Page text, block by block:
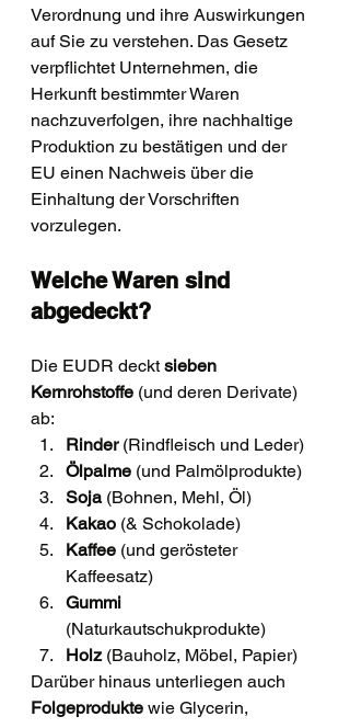
Verordnung und ihre Auswirkungen
auf Sie zu verstehen. Das Gesetz
verpflichtet Unternehmen, die
Herkunft bestimmter Waren
nachzuverfolgen, ihre nachhaltige
Produktion zu bestätigen und der
EU einen Nachweis über die
Einhaltung der Vorschriften
vorzulegen.
Welche Waren sind
abgedeckt?
Die EUDR deckt sieben
Kernrohstoffe (und deren Derivate)
ab:
Rinder (Rindfleisch und Leder)
Ölpalme (und Palmölprodukte)
Soja (Bohnen, Mehl, Öl)
Kakao (& Schokolade)
Kaffee (und gerösteter
Kaffeesatz)
Gummi
(Naturkautschukprodukte)
Holz (Bauholz, Möbel, Papier)
Darüber hinaus unterliegen auch
Folgeprodukte wie Glycerin,